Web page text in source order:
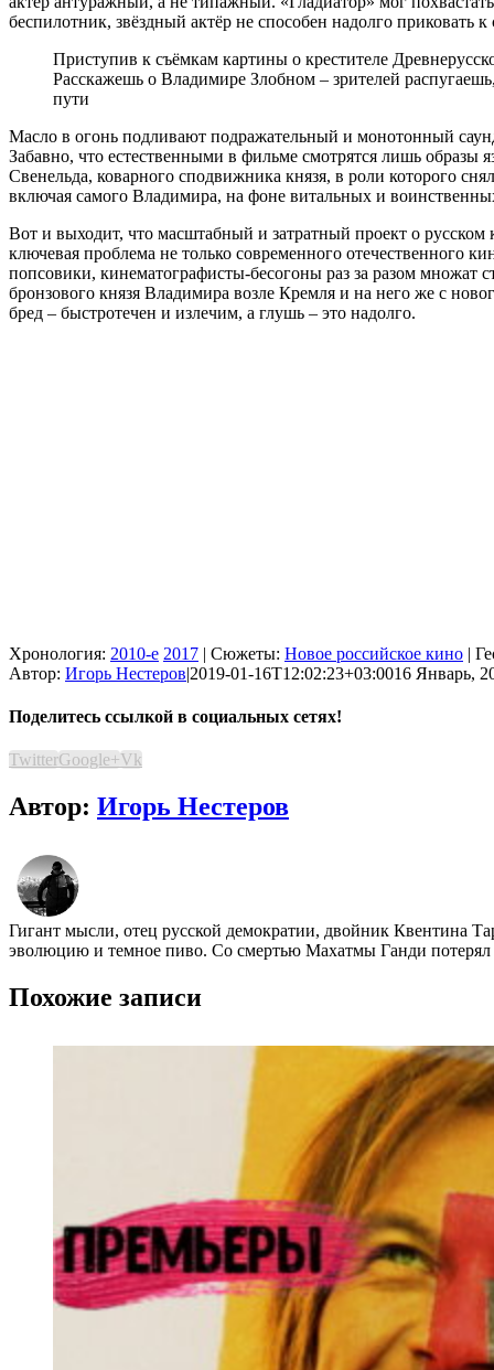
беспилотник, звёздный актёр не способен надолго приковать
Приступив к съёмкам картины о крестителе
Расскажешь о Владимире Злобном – зрителей
пути
Масло в огонь подливают подражательный и монотонный
Забавно, что естественными в фильме смотрятся лишь
Свенельда, коварного сподвижника князя, в роли которого
включая самого Владимира, на фоне витальных и
Вот и выходит, что масштабный и затратный проект о русском
ключевая проблема не только современного отечественного
попсовики, кинематографисты-бесогоны раз за разом множат
бронзового князя Владимира возле Кремля и на него же с
бред – быстротечен и излечим, а глушь – это надолго.
Хронология: 2010-е 2017 | Сюжеты: Новое российское кино |
Автор: Игорь Нестеров|2019-01-16T12:02:23+03:0016 Январь,
Поделитесь ссылкой в социальных сетях!
TwitterGoogle+Vk
Автор: Игорь Нестеров
Гигант мысли, отец русской демократии, двойник Квентина
эволюцию и темное пиво. Со смертью Махатмы Ганди потерял
Похожие записи